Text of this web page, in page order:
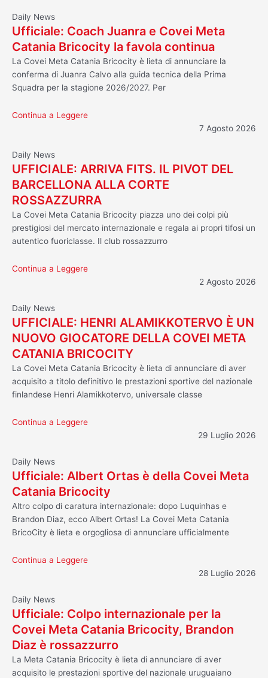
Daily News
Ufficiale: Coach Juanra e Covei Meta
Catania Bricocity la favola continua
La Covei Meta Catania Bricocity è lieta di annunciare la
conferma di Juanra Calvo alla guida tecnica della Prima
Squadra per la stagione 2026/2027. Per
Continua a Leggere
7 Agosto 2026
Daily News
UFFICIALE: ARRIVA FITS. IL PIVOT DEL
BARCELLONA ALLA CORTE
ROSSAZZURRA
La Covei Meta Catania Bricocity piazza uno dei colpi più
prestigiosi del mercato internazionale e regala ai propri tifosi un
autentico fuoriclasse. Il club rossazzurro
Continua a Leggere
2 Agosto 2026
Daily News
UFFICIALE: HENRI ALAMIKKOTERVO È UN
NUOVO GIOCATORE DELLA COVEI META
CATANIA BRICOCITY
La Covei Meta Catania Bricocity è lieta di annunciare di aver
acquisito a titolo definitivo le prestazioni sportive del nazionale
finlandese Henri Alamikkotervo, universale classe
Continua a Leggere
29 Luglio 2026
Daily News
Ufficiale: Albert Ortas è della Covei Meta
Catania Bricocity
Altro colpo di caratura internazionale: dopo Luquinhas e
Brandon Diaz, ecco Albert Ortas! La Covei Meta Catania
BricoCity è lieta e orgogliosa di annunciare ufficialmente
Continua a Leggere
28 Luglio 2026
Daily News
Ufficiale: Colpo internazionale per la
Covei Meta Catania Bricocity, Brandon
Diaz è rossazzurro
La Meta Catania Bricocity è lieta di annunciare di aver
acquisito le prestazioni sportive del nazionale uruguaiano